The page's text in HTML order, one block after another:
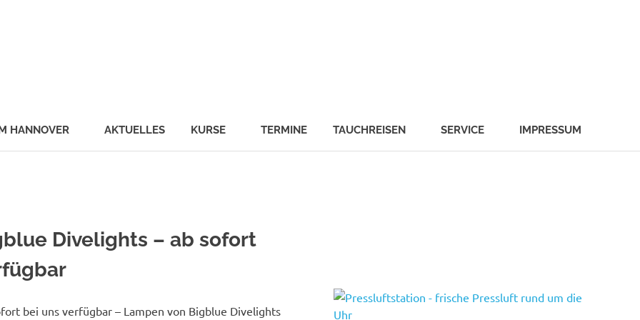
HANNOVER AKTUELLES KURSE TERMINE TAUCHREISEN SERVICE IMPRESSUM
Divelights – ab sofort
bei uns verfügbar – Lampen von Bigblue Divelights